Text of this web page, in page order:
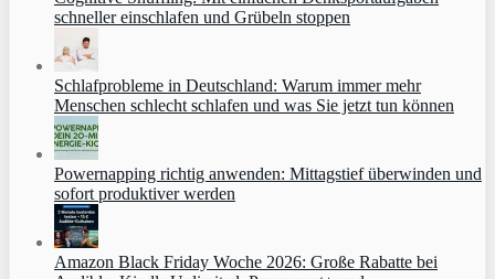
schneller einschlafen und Grübeln stoppen
Schlafprobleme in Deutschland: Warum immer mehr
Menschen schlecht schlafen und was Sie jetzt tun können
Powernapping richtig anwenden: Mittagstief überwinden und
sofort produktiver werden
Amazon Black Friday Woche 2026: Große Rabatte bei